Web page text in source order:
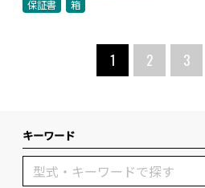
保証書
箱
1 2 3
キーワード